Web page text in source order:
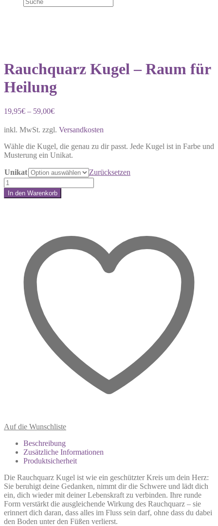
Rauchquarz Kugel – Raum für
Heilung
19,95€ – 59,00€
inkl. MwSt. zzgl. Versandkosten
Wähle die Kugel, die genau zu dir passt. Jede Kugel ist in Farbe und
Musterung ein Unikat.
Unikat
Zurücksetzen
Rauchquarz
Kugel
–
In den Warenkorb
Auf die Wunschliste
Beschreibung
Zusätzliche Informationen
Produktsicherheit
Die Rauchquarz Kugel ist wie ein geschützter Kreis um dein Herz:
Sie beruhigt deine Gedanken, nimmt dir die Schwere und lädt dich
ein, dich wieder mit deiner Lebenskraft zu verbinden. Ihre runde
Form verstärkt die ausgleichende Wirkung des Rauchquarz – sie
erinnert dich daran, dass alles im Fluss sein darf, ohne dass du dabei
den Boden unter den Füßen verlierst.